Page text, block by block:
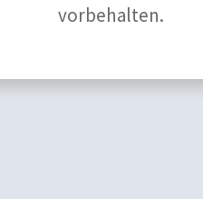
vorbehalten.